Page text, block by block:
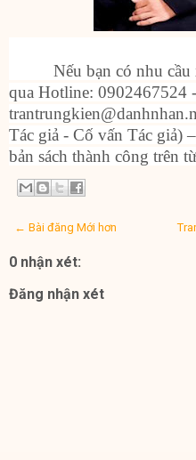
Nếu bạn có nhu
qua Hotline: 0902467524
Tác giả - Cố vấn Tác giả)
bản sách thành công trên
← Bài đăng Mới hơn
0 nhận xét:
Đăng nhận xét